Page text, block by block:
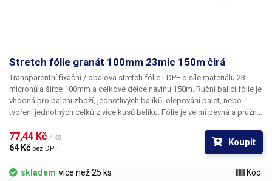
Stretch fólie granát 100mm 23mic 150m čirá
Transparentní fixační / obalová stretch fólie LDPE o síle materiálu 23
micronů a šířce 100mm a celkové délce návinu 150m.
vhodná pro balení zboží, jednotlivých balíků, olepování palet, nebo
tvoření jednotných celků z více kusů balíku. Fólie je velmi pevná a pružná,
fólii rozříznout lámacím nožem či nůžkami. Fólie je výborná také pro
balení nejrůznějších dílů, materiálů a zboží při skladování a převozu,
hliníkové díly, sklo, dřevo, plasty apod.
77,44 Kč / ks
64 Kč bez DPH
Koupit
skladem více než 25 ks
Kód: